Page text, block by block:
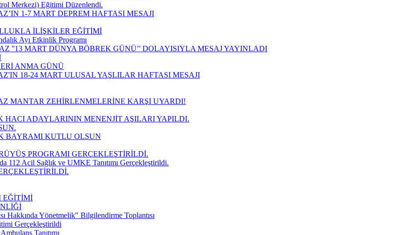
Merkezi) Eğitimi Düzenlendi.
1-7 MART DEPREM HAFTASI MESAJI
İLİŞKİLER EĞİTİMİ
Ayı Etkinlik Programı
''13 MART DÜNYA BÖBREK GÜNÜ’’ DOLAYISIYLA MESAJ YAYINLADI
ANMA GÜNÜ
18-24 MART ULUSAL YAŞLILAR HAFTASI MESAJI
MANTAR ZEHİRLENMELERİNE KARŞI UYARDI!
HACI ADAYLARININ MENENJİT AŞILARI YAPILDI.
BAYRAMI KUTLU OLSUN
PROGRAMI GERÇEKLEŞTİRİLDİ.
112 Acil Sağlık ve UMKE Tanıtımı Gerçekleştirildi.
EĞİTİMİ
Hakkında Yönetmelik" Bilgilendirme Toplantısı
Gerçekleştirildi
Tanıtımı